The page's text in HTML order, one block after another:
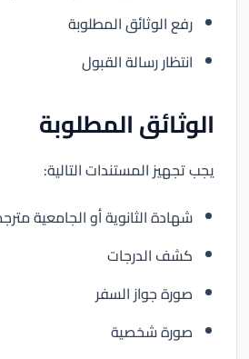
رفع الوثائق المطلوبة
انتظار رسالة القبول
الوثائق المطلوبة
يجب تجهيز المستندات التالية:
شهادة الثانوية أو الجامعية
كشف الدرجات
صورة جواز السفر
صورة شخصية